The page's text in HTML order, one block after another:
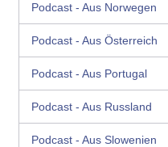
Podcast - Aus Norwegen
Podcast - Aus Österreich
Podcast - Aus Portugal
Podcast - Aus Russland
Podcast - Aus Slowenien